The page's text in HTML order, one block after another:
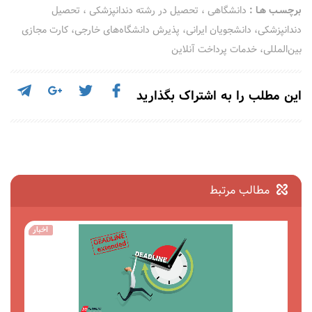
برچسـب هـا : دانشگاهی ، تحصیل در رشته دندانپزشکی ، تحصیل
دندانپزشکی، دانشجویان ایرانی، پذیرش دانشگاه‌های خارجی، کارت مجازی
بین‌المللی، خدمات پرداخت آنلاین
این مطلب را به اشتراک بگذارید
مطالب مرتبط
مقالات